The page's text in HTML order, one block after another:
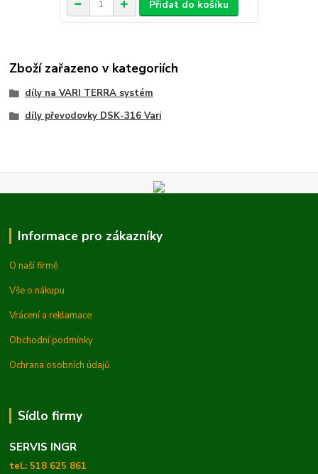
Přidat do košíku
Zboží zařazeno v kategoriích
díly na VARI TERRA systém
díly převodovky DSK-316 Vari
Informace pro zákazníky
O naší firmě
Vše o nákupu
Vrácení a reklamace
Obchodní podmínky
Ochrana osobních údajů
Sídlo firmy
SERVIS INGR
tel.: 518 625 861